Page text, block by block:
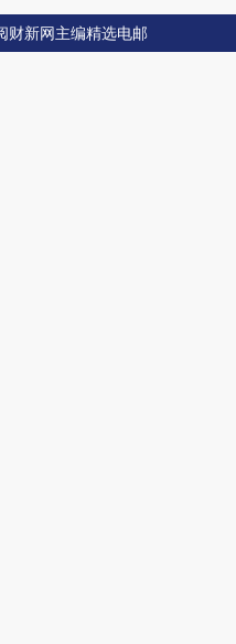
财新网主编精选电邮